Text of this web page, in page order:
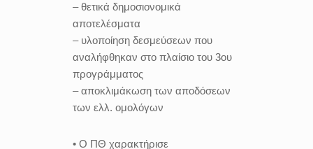
– θετικά δημοσιονομικά
αποτελέσματα
– υλοποίηση δεσμεύσεων που
αναλήφθηκαν στο πλαίσιο του 3ου
προγράμματος
– αποκλιμάκωση των αποδόσεων
των ελλ. ομολόγων
• Ο ΠΘ χαρακτήρισε